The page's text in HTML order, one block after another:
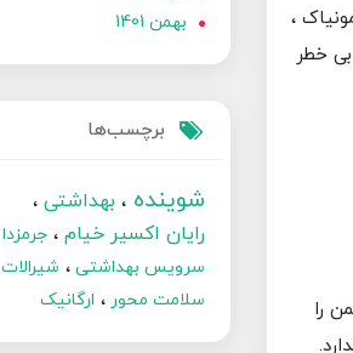
،
خطر
را
بهمن 1401
برچسب‌ها
شوینده
بهداشتی
رایان اکسیر خیام
جرمزدا
سرویس بهداشتی
شیرالات
سلامت محور
ارگانیک